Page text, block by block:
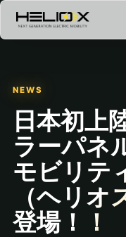
NEWS
日本初上
ラーパネ
モビリテ
（ヘリオ
登場！！